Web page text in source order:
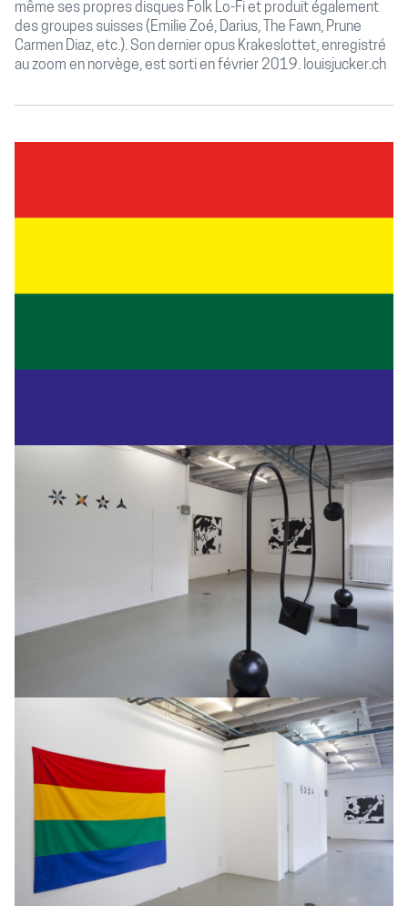
même ses propres disques Folk Lo-Fi et produit également
des groupes suisses (Emilie Zoé, Darius, The Fawn, Prune
Carmen Diaz, etc.). Son dernier opus Krakeslottet, enregistré
au zoom en norvège, est sorti en février 2019. louisjucker.ch